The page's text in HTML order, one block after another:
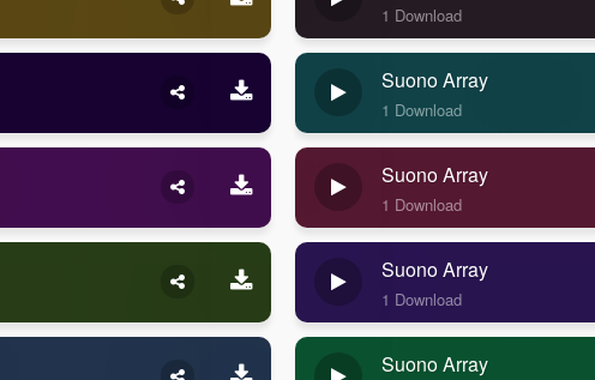
1 Download
Suono Array
1 Download
Suono Array
1 Download
Suono Array
1 Download
Suono Array